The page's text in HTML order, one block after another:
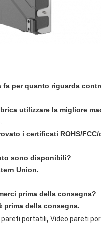
fa per quanto riguarda
utilizzare la migliore
i certificati ROHS/FCC/
sono disponibili?
Union.
prima della consegna?
prima della consegna.
pareti portatili, Video pareti